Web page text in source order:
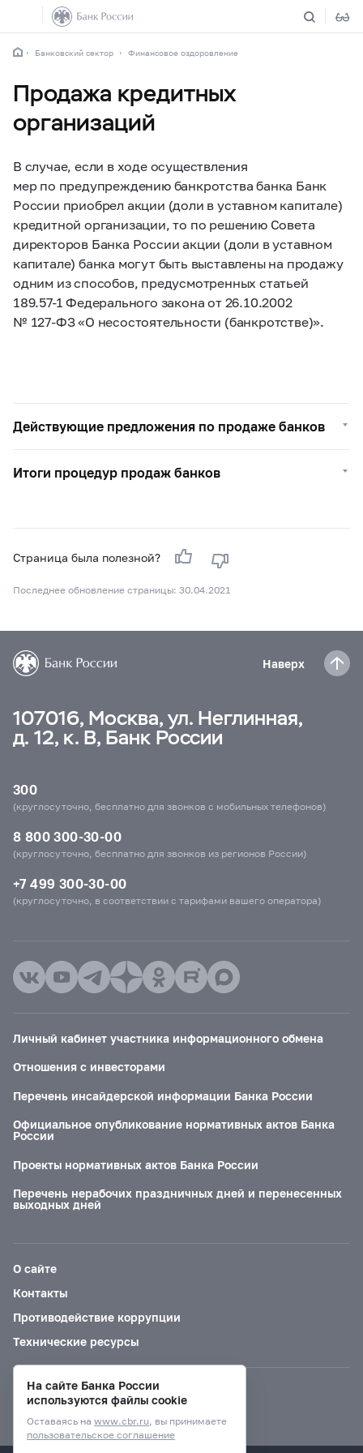
Банковский сектор Финансовое оздоровление
Продажа кредитных
организаций
В случае, если в ходе осуществления
мер по предупреждению банкротства банка Банк
России приобрел акции (доли в уставном капитале)
кредитной организации, то по решению Совета
директоров Банка России акции (доли в уставном
капитале) банка могут быть выставлены на продажу
одним из способов, предусмотренных статьей
189.57-1 Федерального закона от 26.10.2002
№ 127‑ФЗ «О несостоятельности (банкротстве)».
Действующие предложения по продаже банков
Итоги процедур продаж банков
Страница была полезной?
Последнее обновление страницы: 30.04.2021
Наверх
107016, Москва, ул. Неглинная,
д. 12, к. В, Банк России
300
(круглосуточно, бесплатно для звонков с мобильных телефонов)
8 800 300-30-00
(круглосуточно, бесплатно для звонков из регионов России)
+7 499 300-30-00
(круглосуточно, в соответствии с тарифами вашего оператора)
Личный кабинет участника информационного обмена
Отношения с инвесторами
Перечень инсайдерской информации Банка России
Официальное опубликование нормативных актов Банка
России
Проекты нормативных актов Банка России
Перечень нерабочих праздничных дней и перенесенных
выходных дней
О сайте
Контакты
Противодействие коррупции
Технические ресурсы
Версия для слабовидящих
На сайте Банка России
используются файлы cookie
Оставаясь на www.cbr.ru, вы принимаете
пользовательское соглашение